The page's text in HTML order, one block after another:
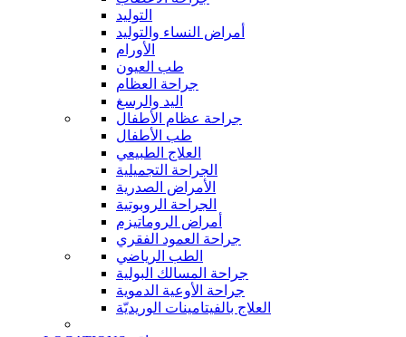
التوليد
أمراض النساء والتوليد
الأورام
طب العيون
جراحة العظام
اليد والرسغ
جراحة عظام الأطفال
طب الأطفال
العلاج الطبيعي
الجراحة التجميلية
الأمراض الصدرية
الجراحة الروبوتية
أمراض الروماتيزم
جراحة العمود الفقري
الطب الرياضي
جراحة المسالك البولية
جراحة الأوعية الدموية
العلاج بالفيتامينات الوريديّة